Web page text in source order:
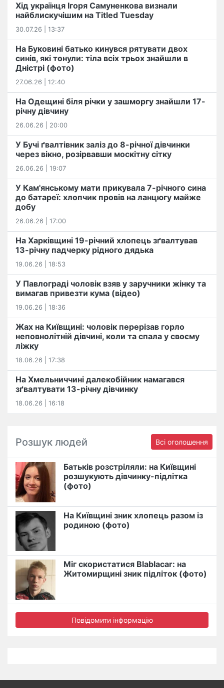
Хід українця Ігоря Самуненкова визнали
найблискучішим на Titled Tuesday
30.07.26 | 13:37
На Буковині батько кинувся рятувати двох
синів, які тонули: тіла всіх трьох знайшли в
Дністрі (фото)
27.06.26 | 12:40
На Одещині біля річки у зашморгу знайшли 17-
річну дівчину
26.06.26 | 20:00
У Бучі ґвалтівник заліз до 8-річної дівчинки
через вікно, розірвавши москітну сітку
26.06.26 | 19:07
У Кам'янському мати прикувала 7-річного сина
до батареї: хлопчик провів на ланцюгу майже
добу
26.06.26 | 17:00
На Харківщині 19-річний хлопець​ ️зґвалтував
13-річну падчерку рідного дядька
19.06.26 | 18:53
У Павлограді чоловік взяв у заручники жінку та
вимагав привезти кума (відео)
19.06.26 | 18:36
Жах на Київщині: чоловік перерізав горло
неповнолітній дівчині, коли та спала у своєму
ліжку
18.06.26 | 17:38
На Хмельниччині далекобійник намагався
зґвалтувати 13-річну дівчинку
18.06.26 | 16:18
Розшук людей Всі оголошення
Батьків розстріляли: на Київщині
розшукують дівчинку-підлітка
(фото)
На Київщині зник хлопець разом із
родиною (фото)
Міг скористатися Blablacar: на
Житомирщині зник підліток (фото)
Повідомити інформацію